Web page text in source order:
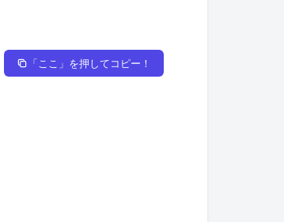
「ここ」を押してコピー！